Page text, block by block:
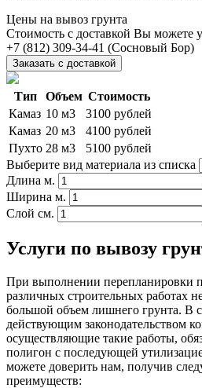
Цены на вывоз грунта
Стоимость с доставкой Вы можете
(Сосновый Бор)
Заказать с доставкой
Тип Объем Стоимость
Камаз 10 м3
3100 рублей
Камаз 20 м3
4100 рублей
Пухто 28 м3
5100 рублей
Выберите вид материала из списка
Длина м.
Ширина м.
Слой см.
Услуги по вывозу
При выполнении перепланировки
различных строительных работах
большой объем лишнего грунта. В
действующим законодательством
осуществляющие такие работы,
полигон с последующей
можете доверить нам, получив
преимуществ: